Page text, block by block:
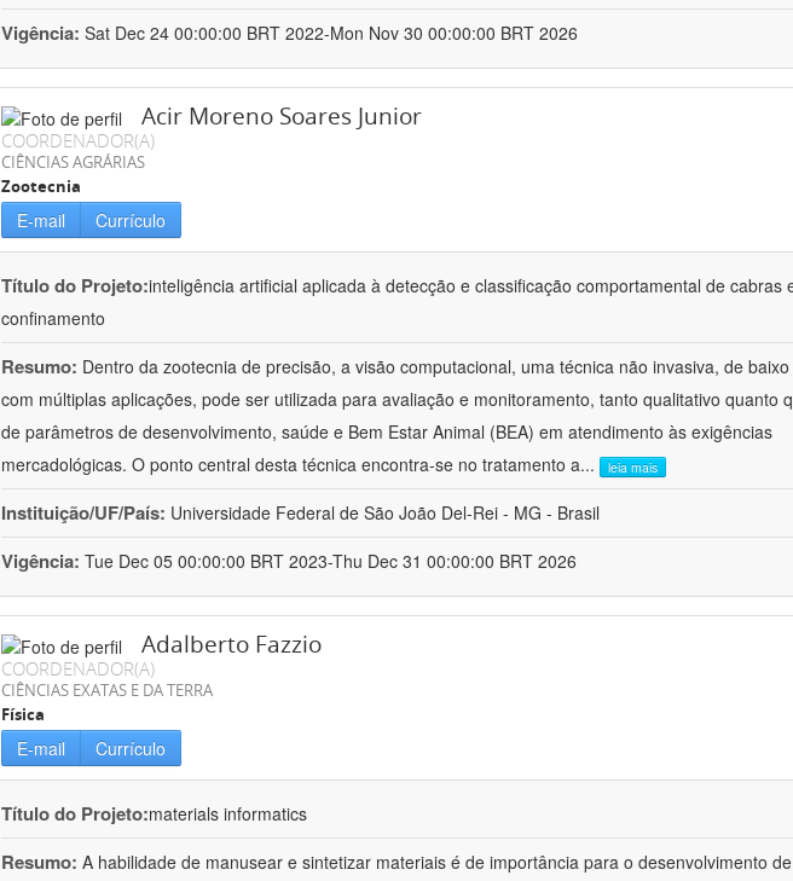
Vigência: Sat Dec 24 00:00:00 BRT 2022-Mon Nov 30 00:00:00 BRT 2026
Acir Moreno Soares Junior
COORDENADOR(A)
CIÊNCIAS AGRÁRIAS
Zootecnia
E-mail Currículo
Título do Projeto:inteligência artificial aplicada à detecção e classificação comportamental de cabras
confinamento
Resumo: Dentro da zootecnia de precisão, a visão computacional, uma técnica não invasiva, de
com múltiplas aplicações, pode ser utilizada para avaliação e monitoramento, tanto qualitativo quanto
de parâmetros de desenvolvimento, saúde e Bem Estar Animal (BEA) em atendimento às exigências
mercadológicas. O ponto central desta técnica encontra-se no tratamento a... leia mais
Instituição/UF/País: Universidade Federal de São João Del-Rei - MG - Brasil
Vigência: Tue Dec 05 00:00:00 BRT 2023-Thu Dec 31 00:00:00 BRT 2026
Adalberto Fazzio
COORDENADOR(A)
CIÊNCIAS EXATAS E DA TERRA
Física
E-mail Currículo
Título do Projeto:materials informatics
Resumo: A habilidade de manusear e sintetizar materiais é de importância para o desenvolvimento de